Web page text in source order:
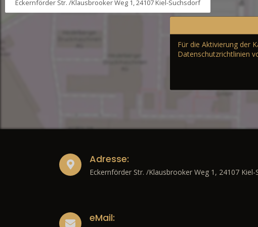
Eckernförder Str. /Klausbrooker Weg 1, 24107 Kiel-Suchsdorf
Für die Aktivierung der
Datenschutzrichtlinien
Adresse:
Eckernförder Str. /Klausbrooker Weg 1, 24107 Kiel-
eMail: